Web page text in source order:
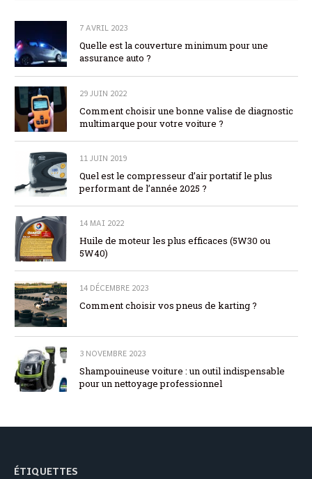
7 AVRIL 2023
Quelle est la couverture minimum pour une
assurance auto ?
29 JUIN 2022
Comment choisir une bonne valise de diagnostic
multimarque pour votre voiture ?
11 JUIN 2019
Quel est le compresseur d’air portatif le plus
performant de l’année 2025 ?
14 MAI 2022
Huile de moteur les plus efficaces (5W30 ou
5W40)
14 DÉCEMBRE 2023
Comment choisir vos pneus de karting ?
3 NOVEMBRE 2023
Shampouineuse voiture : un outil indispensable
pour un nettoyage professionnel
ÉTIQUETTES